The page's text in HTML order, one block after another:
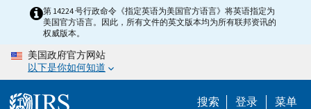
content
Home第 14224 号行政命令《指定英语为美国官方语言》将英语指定为
美国官方语言。因此，所有文件的英文版本均为所有联邦资讯的
权威版本。
美国政府官方网站
以下是你如何知道
搜索 登录 菜单